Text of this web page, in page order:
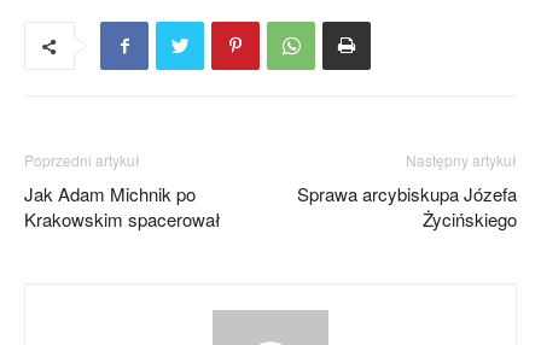
Poprzedni artykuł
Jak Adam Michnik po
Krakowskim spacerował
Następny artykuł
Sprawa arcybiskupa Józefa
Życińskiego